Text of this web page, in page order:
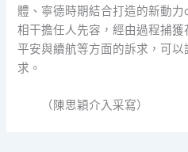
體、寧德時期結合打造的新動
相干擔任人先容，經由過程捕獲
平安與續航等方面的訴求，可
求。
（陳思穎介入采寫）